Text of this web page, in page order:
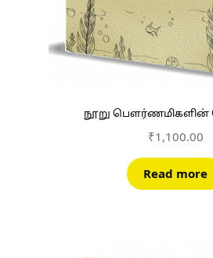
நூறு பௌர்ணமிகளின்
₹1,100.00
Read more